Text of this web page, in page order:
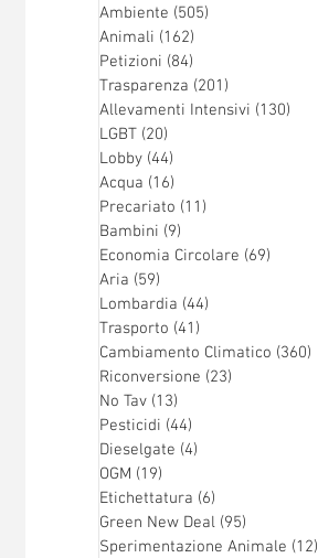
Ambiente (505)
Animali (162)
Petizioni (84)
Trasparenza (201)
Allevamenti Intensivi (130)
LGBT (20)
Lobby (44)
Acqua (16)
Precariato (11)
Bambini (9)
Economia Circolare (69)
Aria (59)
Lombardia (44)
Trasporto (41)
Cambiamento Climatico (360)
Riconversione (23)
No Tav (13)
Pesticidi (44)
Dieselgate (4)
OGM (19)
Etichettatura (6)
Green New Deal (95)
Sperimentazione Animale (12)